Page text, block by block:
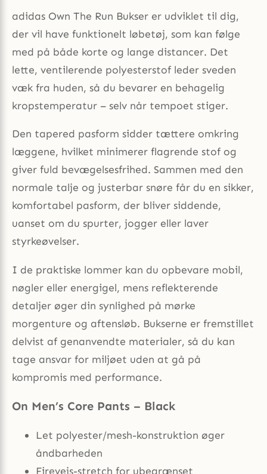
adidas Own The Run Bukser er udviklet til dig,
der vil have funktionelt løbetøj, som kan følge
med på både korte og lange distancer. Det
lette, ventilerende polyesterstof leder sveden
væk fra huden, så du bevarer en behagelig
kropstemperatur – selv når tempoet stiger.
Den tapered pasform sidder tættere omkring
læggene, hvilket minimerer flagrende stof og
giver fuld bevægelsesfrihed. Sammen med den
normale talje og justerbar snøre får du en sikker,
komfortabel pasform, der bliver siddende,
uanset om du spurter, jogger eller laver
styrkeøvelser.
I de praktiske lommer kan du opbevare mobil,
nøgler eller energigel, mens reflekterende
detaljer øger din synlighed på mørke
morgenture og aftensløb. Bukserne er fremstillet
delvist af genanvendte materialer, så du kan
tage ansvar for miljøet uden at gå på
kompromis med performance.
On Men’s Core Pants – Black
Let polyester/mesh-konstruktion øger
åndbarheden
Firevejs-stretch for ubegrænset